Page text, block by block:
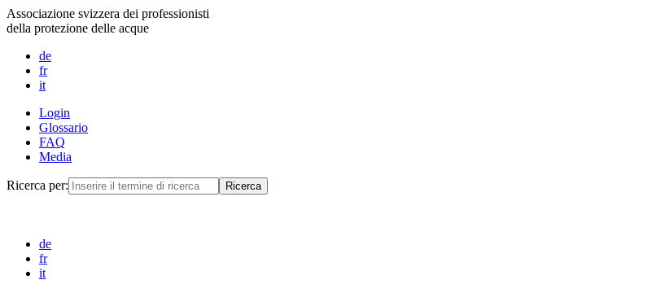
Associazione svizzera dei professionisti
della protezione delle acque
de
fr
it
Login
Glossario
FAQ
Media
Ricerca per:
de
fr
it